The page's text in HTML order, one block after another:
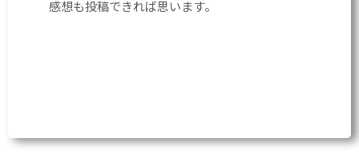
感想も投稿できれば思います。